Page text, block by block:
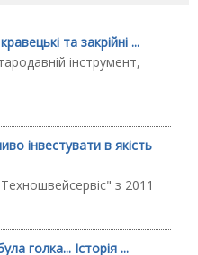
та закрійні ...
інструмент,
інвестувати в якість
з 2011
голка... Історія ...